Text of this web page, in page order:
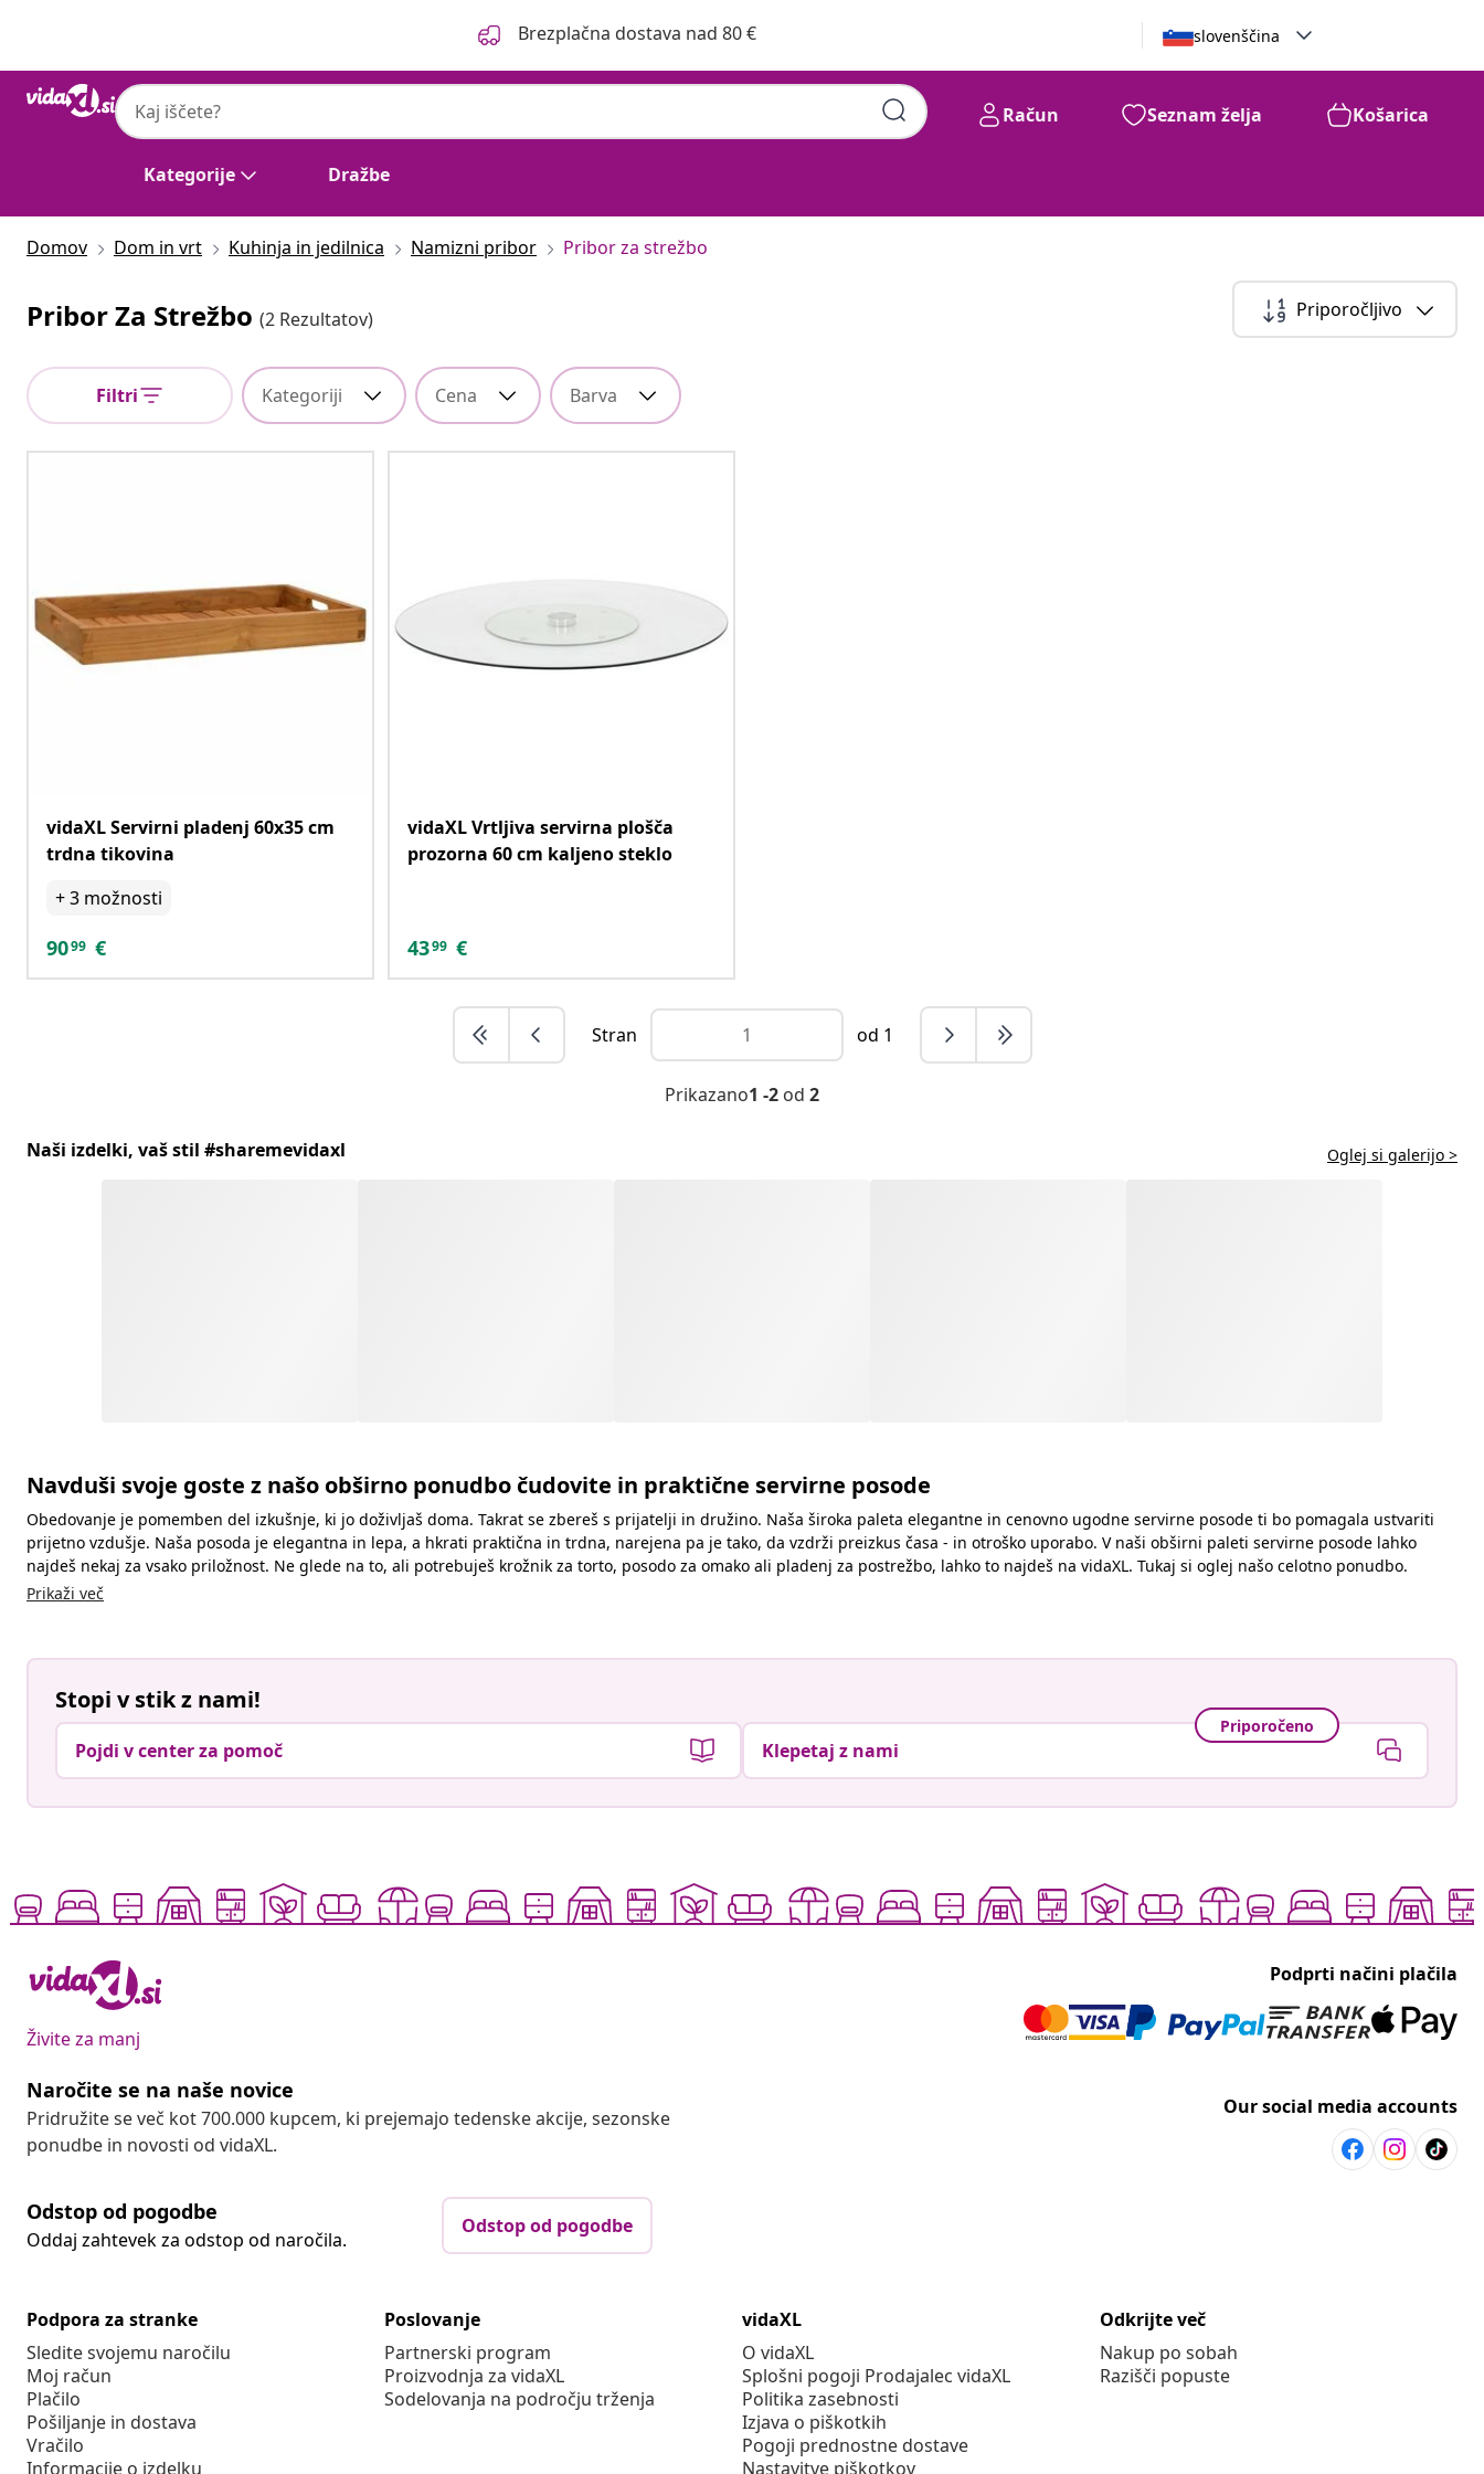
Brezplačna dostava nad 80 € slovenščina
Kategorije Dražbe
Račun Seznam želja Košarica
Domov Dom in vrt Kuhinja in jedilnica Namizni pribor Pribor za strežbo
Pribor Za Strežbo (2 Rezultatov) Priporočljivo
Filtri Kategoriji Cena Barva
vidaXL Servirni pladenj 60x35 cm
trdna tikovina
+3 možnosti
9099 €
vidaXL Vrtljiva servirna plošča
prozorna 60 cm kaljeno steklo
4399 €
Stran od 1
Prikazano1 -2 od 2
Naši izdelki, vaš stil #sharemevidaxl Oglej si galerijo >
Navduši svoje goste z našo obširno ponudbo čudovite in praktične servirne posode
Obedovanje je pomemben del izkušnje, ki jo doživljaš doma. Takrat se zbereš s prijatelji in družino. Naša široka paleta elegantne in cenovno ugodne servirne posode ti bo pomagala ustvariti
prijetno vzdušje. Naša posoda je elegantna in lepa, a hkrati praktična in trdna, narejena pa je tako, da vzdrži preizkus časa - in otroško uporabo. V naši obširni paleti servirne posode lahko
najdeš nekaj za vsako priložnost. Ne glede na to, ali potrebuješ krožnik za torto, posodo za omako ali pladenj za postrežbo, lahko to najdeš na vidaXL. Tukaj si oglej našo celotno ponudbo.
Prikaži več
Stopi v stik z nami!
Pojdi v center za pomoč
Priporočeno
Klepetaj z nami
Živite za manj
Podprti načini plačila
Naročite se na naše novice
Pridružite se več kot 700.000 kupcem, ki prejemajo tedenske akcije, sezonske
ponudbe in novosti od vidaXL.
Our social media accounts
Odstop od pogodbe
Oddaj zahtevek za odstop od naročila.
Odstop od pogodbe
Podpora za stranke
Sledite svojemu naročilu
Moj račun
Plačilo
Pošiljanje in dostava
Vračilo
Informacije o izdelku
Poslovanje
Partnerski program
Proizvodnja za vidaXL
Sodelovanja na področju trženja
vidaXL
O vidaXL
Splošni pogoji Prodajalec vidaXL
Politika zasebnosti
Izjava o piškotkih
Pogoji prednostne dostave
Nastavitve piškotkov
Odkrijte več
Nakup po sobah
Razišči popuste